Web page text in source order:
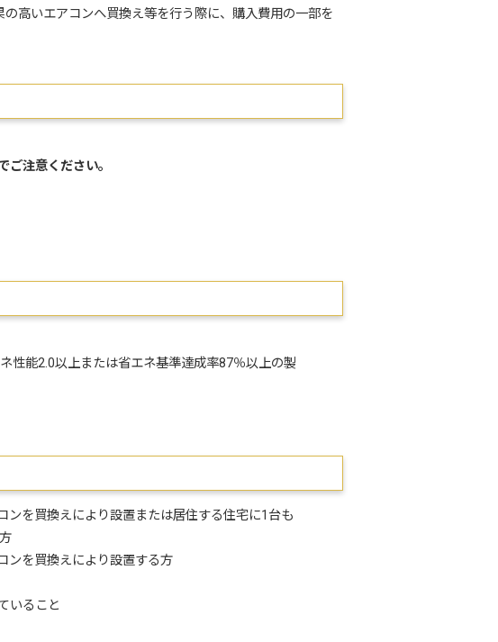
高いエアコンへ買換え等を行う際に、購入費用の一部を
注意ください。
性能2.0以上または省エネ基準達成率87％以上の製
を買換えにより設置または居住する住宅に1台も
ンを買換えにより設置する方
いること